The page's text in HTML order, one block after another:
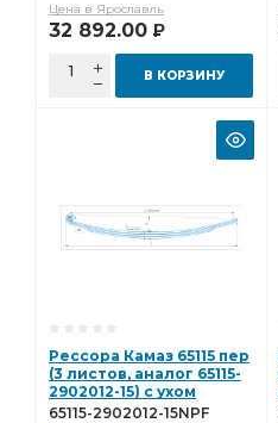
Цена в Ярославль
32 892.00 Р
В КОРЗИНУ
Рессора Камаз 65115 пер
(3 листов, аналог 65115-
2902012-15) с ухом
L=1890мм НПФ 65115-
65115-2902012-15NPF